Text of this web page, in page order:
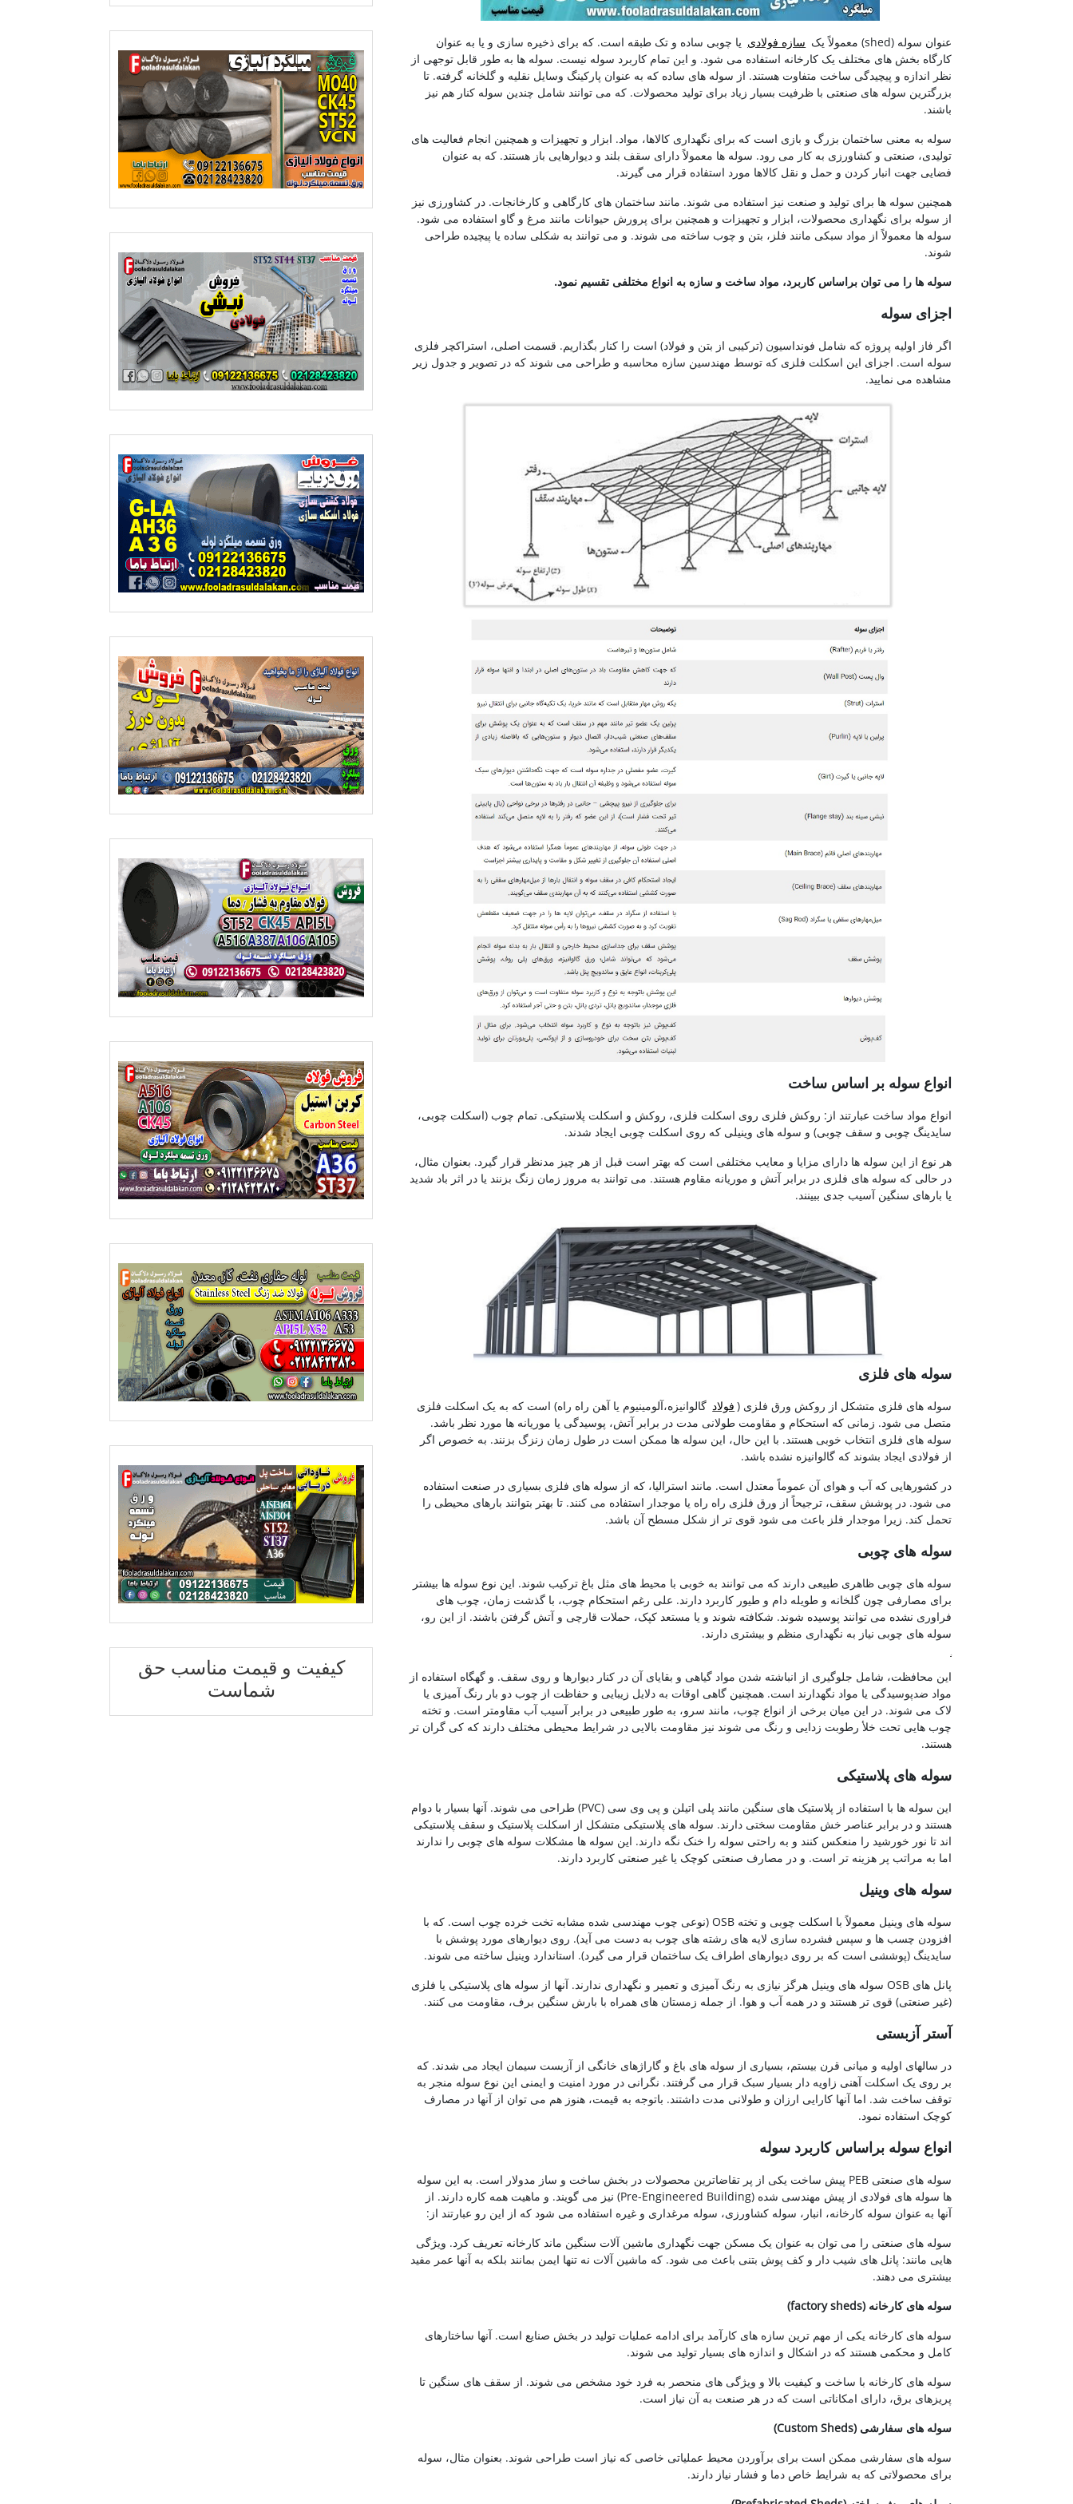
عنوان سوله (shed) معمولاً یک سازه فولادی یا چوبی ساده و تک طبقه است. که برای ذخیره سازی و یا به عنوان
کارگاه بخش های مختلف یک کارخانه استفاده می شود. و این تمام کاربرد سوله نیست. سوله ها به طور قابل توجهی از
نظر اندازه و پیچیدگی ساخت متفاوت هستند. از سوله های ساده که به عنوان پارکینگ وسایل نقلیه و گلخانه گرفته. تا
بزرگترین سوله های صنعتی با ظرفیت بسیار زیاد برای تولید محصولات. که می توانند شامل چندین سوله کنار هم نیز
باشند.
سوله به معنی ساختمان بزرگ و بازی است که برای نگهداری کالاها، مواد. ابزار و تجهیزات و همچنین انجام فعالیت های
تولیدی، صنعتی و کشاورزی به کار می رود. سوله ها معمولاً دارای سقف بلند و دیوارهایی باز هستند. که به عنوان
فضایی جهت انبار کردن و حمل و نقل کالاها مورد استفاده قرار می گیرند.
همچنین سوله ها برای تولید و صنعت نیز استفاده می شوند. مانند ساختمان های کارگاهی و کارخانجات. در کشاورزی نیز
از سوله برای نگهداری محصولات، ابزار و تجهیزات و همچنین برای پرورش حیوانات مانند مرغ و گاو استفاده می شود.
سوله ها معمولاً از مواد سبکی مانند فلز، بتن و چوب ساخته می شوند. و می توانند به شکلی ساده یا پیچیده طراحی
شوند.
سوله ها را می توان براساس کاربرد، مواد ساخت و سازه به انواع مختلفی تقسیم نمود.
اجزای سوله
اگر فاز اولیه پروژه که شامل فونداسیون (ترکیبی از بتن و فولاد) است را کنار بگذاریم. قسمت اصلی، استراکچر فلزی
سوله است. اجزای این اسکلت فلزی که توسط مهندسین سازه محاسبه و طراحی می شوند که در تصویر و جدول زیر
مشاهده می نمایید.
انواع سوله بر اساس ساخت
انواع مواد ساخت عبارتند از: روکش فلزی روی اسکلت فلزی، روکش و اسکلت پلاستیکی. تمام چوب (اسکلت چوبی،
سایدینگ چوبی و سقف چوبی) و سوله های وینیلی که روی اسکلت چوبی ایجاد شدند.
هر نوع از این سوله ها دارای مزایا و معایب مختلفی است که بهتر است قبل از هر چیز مدنظر قرار گیرد. بعنوان مثال،
در حالی که سوله های فلزی در برابر آتش و موریانه مقاوم هستند. می توانند به مروز زمان زنگ بزنند یا در اثر باد شدید
یا بارهای سنگین آسیب جدی ببینند.
سوله های فلزی
سوله های فلزی متشکل از روکش ورق فلزی ( فولاد گالوانیزه،آلومینیوم یا آهن راه راه) است که به یک اسکلت فلزی
متصل می شود. زمانی که استحکام و مقاومت طولانی مدت در برابر آتش، پوسیدگی یا موریانه ها مورد نظر باشد.
سوله های فلزی انتخاب خوبی هستند. با این حال، این سوله ها ممکن است در طول زمان زنزگ بزنند. به خصوص اگر
از فولادی ایجاد بشوند که گالوانیزه نشده باشد.
در کشورهایی که آب و هوای آن عموماً معتدل است. مانند استرالیا، که از سوله های فلزی بسیاری در صنعت استفاده
می شود. در پوشش سقف، ترجیحاً از ورق فلزی راه راه یا موجدار استفاده می کنند. تا بهتر بتوانند بارهای محیطی را
تحمل کند. زیرا موجدار فلز باعث می شود قوی تر از شکل مسطح آن باشد.
سوله های چوبی
سوله های چوبی ظاهری طبیعی دارند که می توانند به خوبی با محیط های مثل باغ ترکیب شوند. این نوع سوله ها بیشتر
برای مصارفی چون گلخانه و طویله دام و طیور کاربرد دارند. علی رغم استحکام چوب، با گذشت زمان، چوب های
فراوری نشده می توانند پوسیده شوند. شکافته شوند و یا مستعد کپک، حملات قارچی و آتش گرفتن باشند. از این رو،
سوله های چوبی نیاز به نگهداری منظم و بیشتری دارند.
این محافظت، شامل جلوگیری از انباشته شدن مواد گیاهی و بقایای آن در کنار دیوارها و روی سقف. و گهگاه استفاده از
مواد ضدپوسیدگی یا مواد نگهدارند است. همچنین گاهی اوقات به دلایل زیبایی و حفاظت از چوب دو بار رنگ آمیزی یا
لاک می شوند. در این میان برخی از انواع چوب، مانند سرو، به طور طبیعی در برابر آسیب آب مقاومتر است. و تخته
چوب هایی تحت خلأ رطوبت زدایی و رنگ می شوند نیز مقاومت بالایی در شرایط محیطی مختلف دارند که کی گران تر
هستند.
سوله های پلاستیکی
این سوله ها با استفاده از پلاستیک های سنگین مانند پلی اتیلن و پی وی سی (PVC) طراحی می شوند. آنها بسیار با دوام
هستند و در برابر عناصر خش مقاومت سختی دارند. سوله های پلاستیکی متشکل از اسکلت پلاستیک و سقف پلاستیکی
اند تا نور خورشید را منعکس کنند و به راحتی سوله را خنک نگه دارند. این سوله ها مشکلات سوله های چوبی را ندارند
اما به مراتب پر هزینه تر است. و در مصارف صنعتی کوچک یا غیر صنعتی کاربرد دارند.
سوله های وینیل
سوله های وینیل معمولاً با اسکلت چوبی و تخته OSB (نوعی چوب مهندسی شده مشابه تخت خرده چوب است. که با
افزودن چسب ها و سپس فشرده سازی لایه های رشته های چوب به دست می آید). روی دیوارهای مورد پوشش با
سایدینگ (پوششی است که بر روی دیوارهای اطراف یک ساختمان قرار می گیرد). استاندارد وینیل ساخته می شوند.
پانل های OSB سوله های وینیل هرگز نیازی به رنگ آمیزی و تعمیر و نگهداری ندارند. آنها از سوله های پلاستیکی یا فلزی
(غیر صنعتی) قوی تر هستند و در همه آب و هوا. از جمله زمستان های همراه با بارش سنگین برف، مقاومت می کنند.
آستر آزبستی
در سالهای اولیه و میانی قرن بیستم، بسیاری از سوله های باغ و گاراژهای خانگی از آزبست سیمان ایجاد می شدند. که
بر روی یک اسکلت آهنی زاویه دار بسیار سبک قرار می گرفتند. نگرانی در مورد امنیت و ایمنی این نوع سوله منجر به
توقف ساخت شد. اما آنها کارایی ارزان و طولانی مدت داشتند. باتوجه به قیمت، هنوز هم می توان از آنها در مصارف
کوچک استفاده نمود.
انواع سوله براساس کاربرد سوله
سوله های صنعتی PEB پیش ساخت یکی از پر تقاضاترین محصولات در بخش ساخت و ساز مدولار است. به این سوله
ها سوله های فولادی از پیش مهندسی شده (Pre-Engineered Building) نیز می گویند. و ماهیت همه کاره دارند. از
آنها به عنوان سوله کارخانه، انبار، سوله کشاورزی، سوله مرغداری و غیره استفاده می شود که از این رو عبارتند از:
سوله های صنعتی را می توان به عنوان یک مسکن جهت نگهداری ماشین آلات سنگین ماند کارخانه تعریف کرد. ویژگی
هایی مانند: پانل های شیب دار و کف پوش بتنی باعث می شود. که ماشین آلات نه تنها ایمن بمانند بلکه به آنها عمر مفید
بیشتری می دهند.
سوله های کارخانه (factory sheds)
سوله های کارخانه یکی از مهم ترین سازه های کارآمد برای ادامه عملیات تولید در بخش صنایع است. آنها ساختارهای
کامل و محکمی هستند که در اشکال و اندازه های بسیار تولید می شوند.
سوله های کارخانه با ساخت و کیفیت بالا و ویژگی های منحصر به فرد خود مشخص می شوند. از سقف های سنگین تا
پریزهای برق، دارای امکاناتی است که در هر صنعت به آن نیاز است.
سوله های سفارشی (Custom Sheds)
سوله های سفارشی ممکن است برای برآوردن محیط عملیاتی خاصی که نیاز است طراحی شوند. بعنوان مثال، سوله
برای محصولاتی که به شرایط خاص دما و فشار نیاز دارند.
کیفیت و قیمت مناسب حق
شماست